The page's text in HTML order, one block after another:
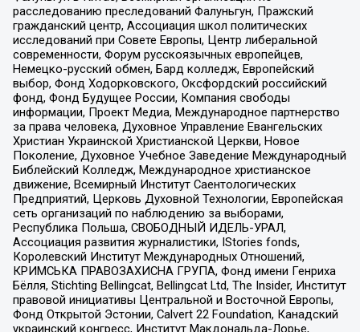
расследованию преследований Фалуньгун, Пражский
гражданский центр, Ассоциация школ политических
исследований при Совете Европы, Центр либеральной
современности, Форум русскоязычных европейцев,
Немецко-русский обмен, Бард колледж, Европейский
выбор, Фонд Ходорковского, Оксфордский российский
фонд, Фонд Будущее России, Компания свободы
информации, Проект Медиа, Международное партнерство
за права человека, Духовное Управление Евангельских
Христиан Украинской Христианской Церкви, Новое
Поколение, Духовное Учебное Заведение Международный
Библейский Колледж, Международное христианское
движение, Всемирный Институт Саентологических
Предприятий, Церковь Духовной Технологии, Европейская
сеть организаций по наблюдению за выборами,
Республика Польша, СВОБОДНЫЙ ИДЕЛЬ-УРАЛ,
Ассоциация развития журналистики, IStories fonds,
Королевский Институт Международных Отношений,
КРИМСЬКА ПРАВОЗАХИСНА ГРУПА, Фонд имени Генриха
Бёлля, Stichting Bellingcat, Bellingcat Ltd, The Insider, Институт
правовой инициативы Центральной и Восточной Европы,
Фонд Открытой Эстонии, Calvert 22 Foundation, Канадский
украинский конгресс, Институт Макдональда-Лорье,